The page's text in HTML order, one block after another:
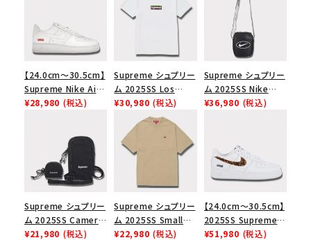
【24.0cm～30.5cm】
Supreme Nike Air
Force 1 Low シュプ
ューズ ホワイト
¥28,980 (税込)
Supreme シュプリー
ム 2025SS Los
Angeles Fire Relief
Box Logo Tee ファ
イヤーリリーフボック
スロゴTシャツ ホワ
イト 白
¥30,980 (税込)
Supreme シュプリー
ム 2025SS Nike
Leather Shoulder
¥36,980 (税込)
Supreme シュプリー
ム 2025SS Camera
Bag + Mini Pouch
¥21,980 (税込)
Supreme シュプリー
ム 2025SS Small
Box Tee スモールボ
¥22,980 (税込)
【24.0cm～30.5cm】
2025SS Supreme
GOODENOUGH
¥51,980 (税込)